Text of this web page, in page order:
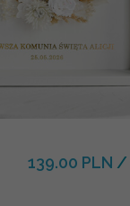
139.00 PLN /